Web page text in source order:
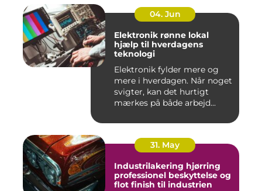
04. Jun
Elektronik rønne lokal
hjælp til hverdagens
teknologi
Elektronik fylder mere og
mere i hverdagen. Når noget
svigter, kan det hurtigt
mærkes på både arbejd...
31. May
Industrilakering hjørring
professionel beskyttelse og
flot finish til industrien